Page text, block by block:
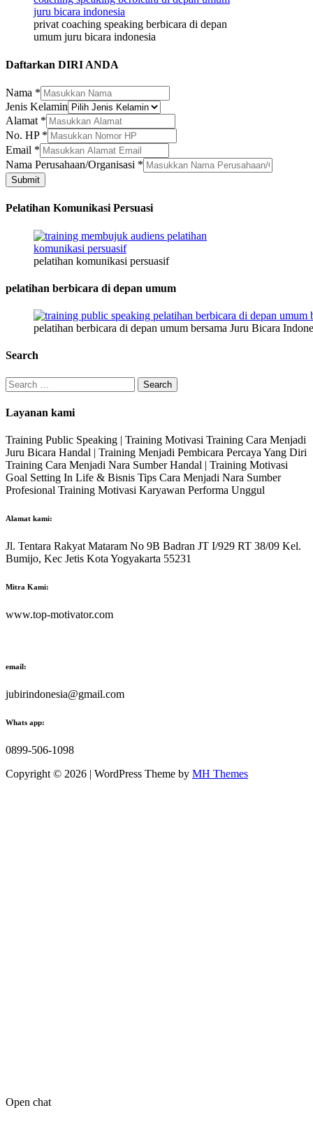
privat coaching speaking berbicara di depan
umum juru bicara indonesia
Daftarkan DIRI ANDA
Nama *
Jenis Kelamin
Alamat *
No. HP *
Email *
Perusahaan/Organisasi
Alamat
Nama
Nama Perusahaan/Organisasi *
Submit
Pelatihan Komunikasi Persuasi
pelatihan komunikasi persuasif
pelatihan berbicara di depan umum
pelatihan berbicara di depan umum bersama Juru Bicara
Search
Search
for:
Layanan kami
Training Public Speaking | Training Motivasi Training Cara Menjadi
Juru Bicara Handal | Training Menjadi Pembicara Percaya Yang Diri
Training Cara Menjadi Nara Sumber Handal | Training Motivasi
Goal Setting In Life & Bisnis Tips Cara Menjadi Nara Sumber
Profesional Training Motivasi Karyawan Performa Unggul
Alamat kami:
Jl. Tentara Rakyat Mataram No 9B Badran JT I/929 RT 38/09 Kel.
Bumijo, Kec Jetis Kota Yogyakarta 55231
Mitra Kami:
www.top-motivator.com
email:
jubirindonesia@gmail.com
Whats app:
0899-506-1098
Copyright © 2026 | WordPress Theme by MH Themes
Open chat